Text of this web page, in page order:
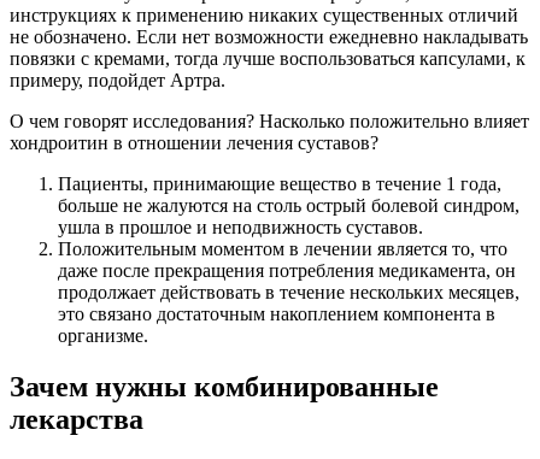
инструкциях к применению никаких существенных отличий
не обозначено. Если нет возможности ежедневно накладывать
повязки с кремами, тогда лучше воспользоваться капсулами, к
примеру, подойдет Артра.
О чем говорят исследования? Насколько положительно влияет
хондроитин в отношении лечения суставов?
Пациенты, принимающие вещество в течение 1 года,
больше не жалуются на столь острый болевой синдром,
ушла в прошлое и неподвижность суставов.
Положительным моментом в лечении является то, что
даже после прекращения потребления медикамента, он
продолжает действовать в течение нескольких месяцев,
это связано достаточным накоплением компонента в
организме.
Зачем нужны комбинированные
лекарства